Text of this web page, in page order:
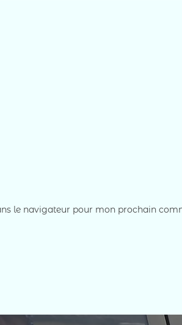
le navigateur pour mon prochain